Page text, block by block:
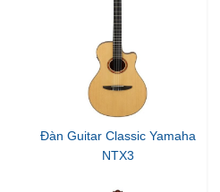
Đàn Guitar Classic Yamaha
NTX3